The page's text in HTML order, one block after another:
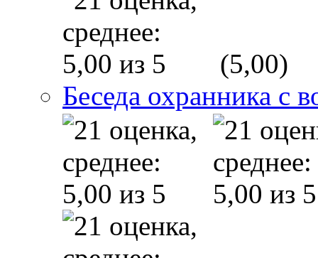
(5,00)
Беседа охранника с